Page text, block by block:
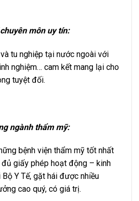
môn uy tín:
tu nghiệp tại nước ngoài với
nghiệm… cam kết mang lại cho
tuyệt đối.
ngành thẩm mỹ:
bệnh viện thẩm mỹ tốt nhất
giấy phép hoạt động – kinh
Y Tế, gặt hái được nhiều
cao quý, có giá trị.